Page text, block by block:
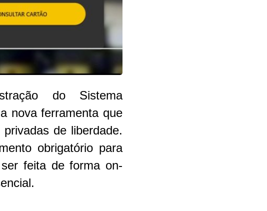
do Sistema
nova ferramenta que
de liberdade.
obrigatório para
feita de forma on-